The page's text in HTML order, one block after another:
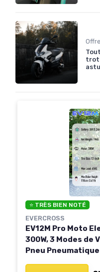
⭐ TRÈS BIEN NOTÉ
EVERCROSS
EV12M Pro Moto
300W, 3 Modes de
Pneu